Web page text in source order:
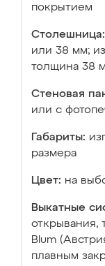
покрытием
Столешница:
или 38 мм;
толщина 38
Стеновая
или с
Габариты:
размера
Цвет: на
Выкатные
открывания,
Blum
плавным